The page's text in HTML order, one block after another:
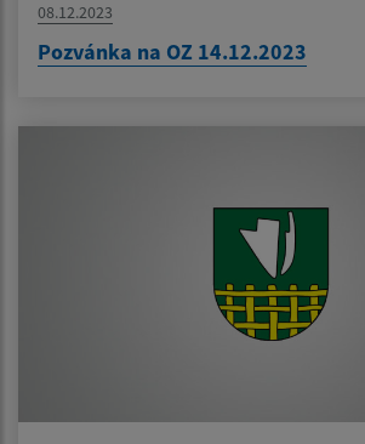
08.12.2023
Pozvánka na OZ 14.12.2023